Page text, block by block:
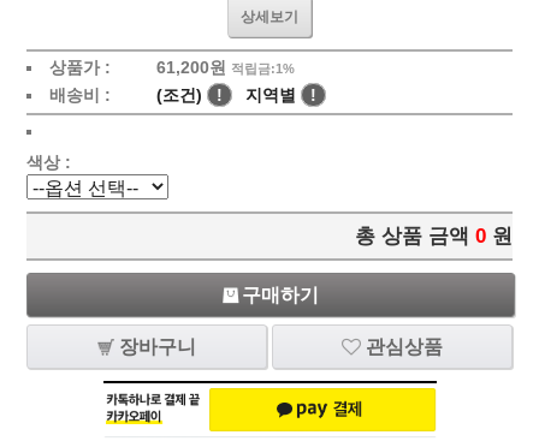
상세보기
상품가 : 61,200원 적립금:1%
배송비 : (조건) ! 지역별 !
색상 :
총 상품 금액 0 원
구매하기
장바구니 관심상품